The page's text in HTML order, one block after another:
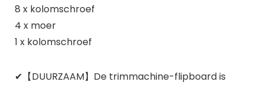
8 x kolomschroef
4 x moer
1 x kolomschroef
✔【DUURZAAM】De trimmachine-flipboard is